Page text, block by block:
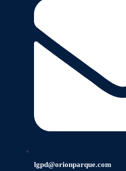
lgpd@orionparque.com